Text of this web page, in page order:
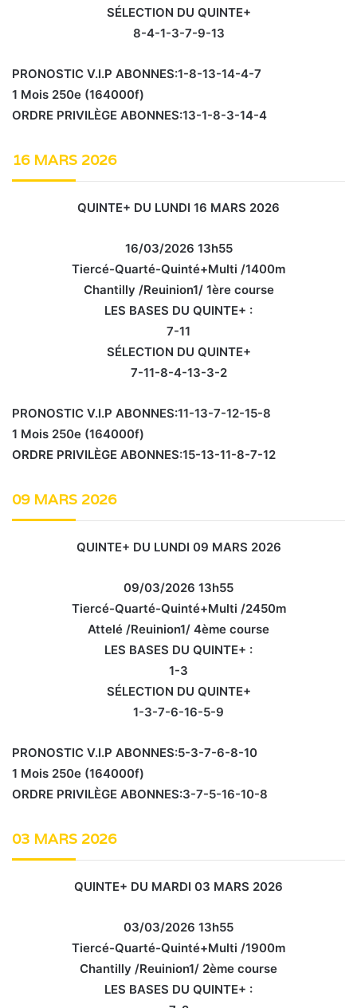
SÉLECTION DU QUINTE+
8-4-1-3-7-9-13
PRONOSTIC V.I.P ABONNES:1-8-13-14-4-7
1 Mois 250e (164000f)
ORDRE PRIVILÈGE ABONNES:13-1-8-3-14-4
16 MARS 2026
QUINTE+ DU LUNDI 16 MARS 2026
16/03/2026 13h55
Tiercé-Quarté-Quinté+Multi /1400m
Chantilly /Reuinion1/ 1ère course
LES BASES DU QUINTE+ :
7-11
SÉLECTION DU QUINTE+
7-11-8-4-13-3-2
PRONOSTIC V.I.P ABONNES:11-13-7-12-15-8
1 Mois 250e (164000f)
ORDRE PRIVILÈGE ABONNES:15-13-11-8-7-12
09 MARS 2026
QUINTE+ DU LUNDI 09 MARS 2026
09/03/2026 13h55
Tiercé-Quarté-Quinté+Multi /2450m
Attelé /Reuinion1/ 4ème course
LES BASES DU QUINTE+ :
1-3
SÉLECTION DU QUINTE+
1-3-7-6-16-5-9
PRONOSTIC V.I.P ABONNES:5-3-7-6-8-10
1 Mois 250e (164000f)
ORDRE PRIVILÈGE ABONNES:3-7-5-16-10-8
03 MARS 2026
QUINTE+ DU MARDI 03 MARS 2026
03/03/2026 13h55
Tiercé-Quarté-Quinté+Multi /1900m
Chantilly /Reuinion1/ 2ème course
LES BASES DU QUINTE+ :